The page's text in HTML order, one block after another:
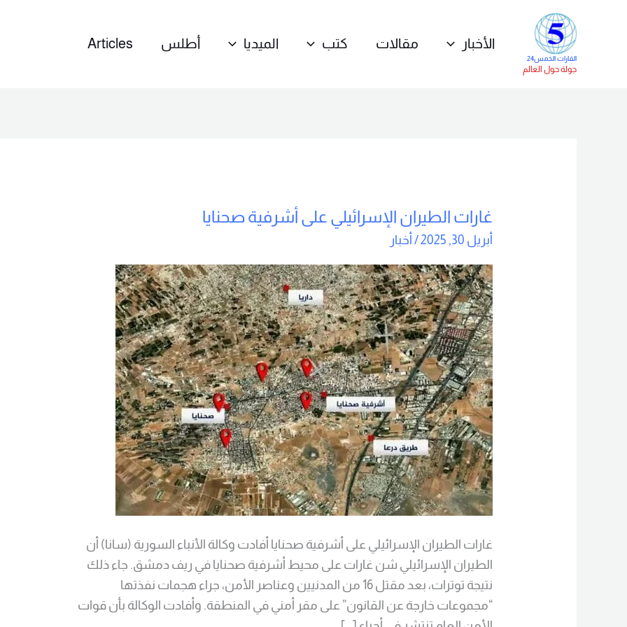
القارات الخمس24
جولة حول العالم
الأخبار مقالات كتب الميديا أطلس Articles
غارات الطيران الإسرائيلي على أشرفية صحنايا
أبريل 30, 2025 / أخبار
غارات الطيران الإسرائيلي على أشرفية صحنايا أفادت وكالة الأنباء السورية (سانا) أن
الطيران الإسرائيلي شن غارات على محيط أشرفية صحنايا في ريف دمشق. جاء ذلك
نتيجة توترات، بعد مقتل 16 من المدنيين وعناصر الأمن، جراء هجمات نفذتها
“مجموعات خارجة عن القانون” على مقر أمني في المنطقة. وأفادت الوكالة بأن قوات
غارات
الطيران
على
أشرفية
صحنايا